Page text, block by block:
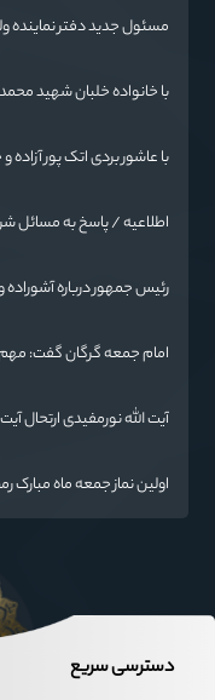
مسئول جدید دفتر نماینده
با خانواده خلبان شهید
با عاشور بردی اتک پور آزاده
اطلاعیه / پاسخ به مسائل
رئیس جمهور درباره
امام جمعه گرگان گفت:
ایران اسلامی است.
آیت الله نورمفیدی ارتحال
اولین نماز جمعه ماه
دسترسی سریع